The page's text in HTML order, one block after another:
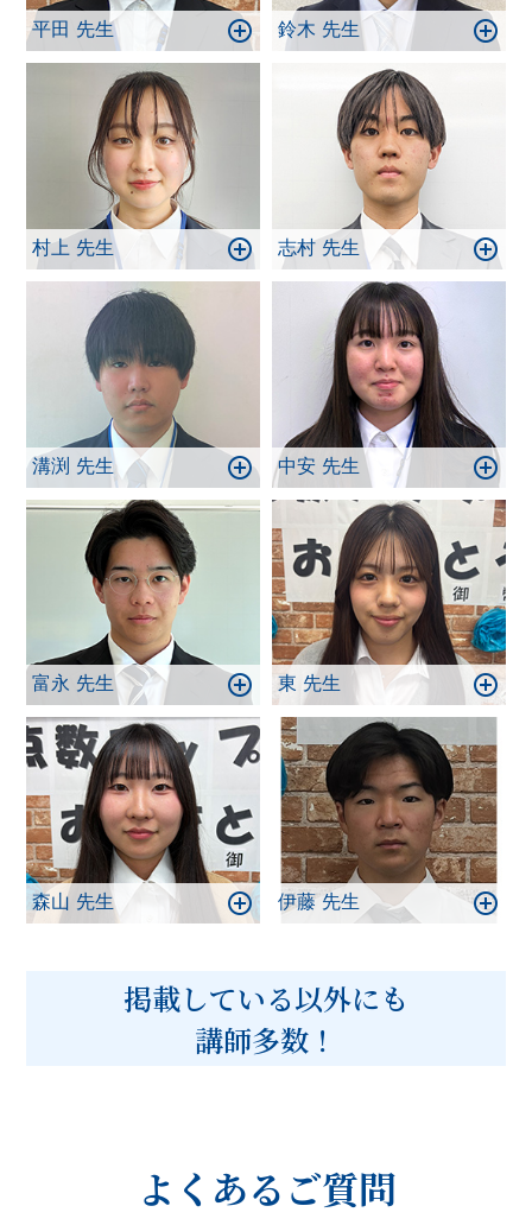
平田 先生 鈴木 先生
村上 先生 志村 先生
溝渕 先生 中安 先生
富永 先生 東 先生
森山 先生 伊藤 先生
掲載している以外にも
講師多数！
よくあるご質問